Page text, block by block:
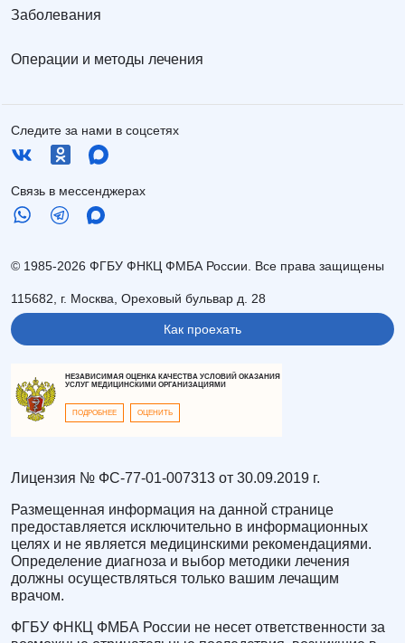
Заболевания
Операции и методы лечения
Следите за нами в соцсетях
Связь в мессенджерах
© 1985-2026 ФГБУ ФНКЦ ФМБА России. Все права защищены
115682, г. Москва, Ореховый бульвар д. 28
Как проехать
НЕЗАВИСИМАЯ ОЦЕНКА КАЧЕСТВА УСЛОВИЙ ОКАЗАНИЯ
УСЛУГ МЕДИЦИНСКИМИ ОРГАНИЗАЦИЯМИ
ПОДРОБНЕЕ ОЦЕНИТЬ
Лицензия № ФС-77-01-007313 от 30.09.2019 г.
Размещенная информация на данной странице
предоставляется исключительно в информационных
целях и не является медицинскими рекомендациями.
Определение диагноза и выбор методики лечения
должны осуществляться только вашим лечащим
врачом.
ФГБУ ФНКЦ ФМБА России не несет ответственности за